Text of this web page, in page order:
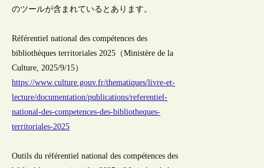
のツールが含まれているとあります。
Référentiel national des compétences des
bibliothèques territoriales 2025（Ministère de la
Culture, 2025/9/15）
https://www.culture.gouv.fr/thematiques/livre-et-
lecture/documentation/publications/referentiel-
national-des-competences-des-bibliotheques-
territoriales-2025
Outils du référentiel national des compétences des